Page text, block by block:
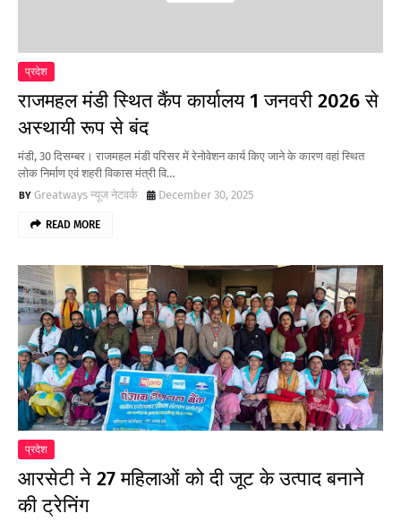
प्रदेश
राजमहल मंडी स्थित कैंप कार्यालय 1 जनवरी 2026 से
अस्थायी रूप से बंद
मंडी, 30 दिसम्बर। राजमहल मंडी परिसर में रेनोवेशन कार्य किए जाने के कारण वहां स्थित
लोक निर्माण एवं शहरी विकास मंत्री वि…
Greatways न्यूज नेटवर्क
December 30, 2025
READ MORE
प्रदेश
आरसेटी ने 27 महिलाओं को दी जूट के उत्पाद बनाने
की ट्रेनिंग